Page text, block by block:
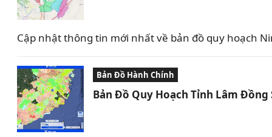
Cập nhật thông tin mới nhất về bản đồ quy hoạch
Bản Đồ Hành Chính
Bản Đồ Quy Hoạch Tỉnh Lâm Đồng